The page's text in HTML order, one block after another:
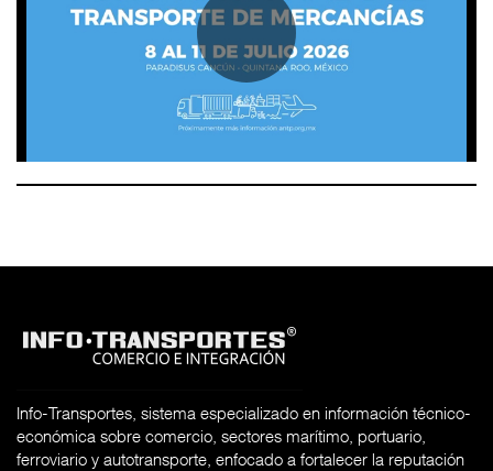
Info-Transportes, sistema especializado en información técnico-
económica sobre comercio, sectores marítimo, portuario,
ferroviario y autotransporte, enfocado a fortalecer la reputación